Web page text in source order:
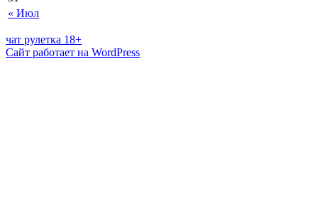
« Июл
чат рулетка 18+
Сайт работает на WordPress